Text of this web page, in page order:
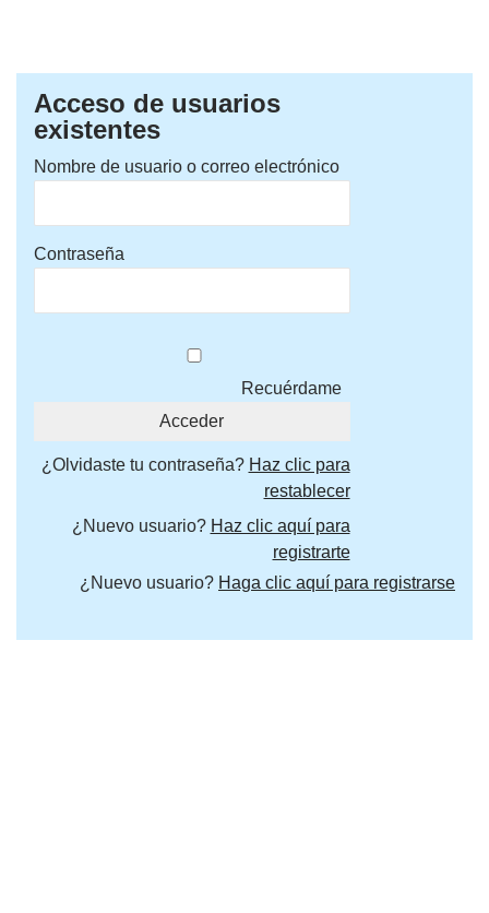
Acceso de usuarios
existentes
Nombre de usuario o correo electrónico
Contraseña
Recuérdame
¿Olvidaste tu contraseña? Haz clic para
restablecer
¿Nuevo usuario? Haz clic aquí para
registrarte
¿Nuevo usuario? Haga clic aquí para registrarse